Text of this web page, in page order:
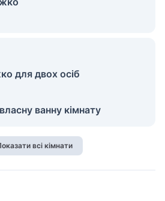
для двох осіб
ванну кімнату
всі кімнати